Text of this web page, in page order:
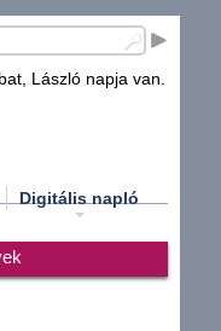
László napja van.
Digitális napló